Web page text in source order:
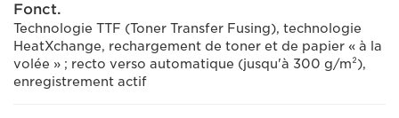
Fonct.
Technologie TTF (Toner Transfer Fusing), technologie
HeatXchange, rechargement de toner et de papier « à la
volée » ; recto verso automatique (jusqu'à 300 g/m²),
enregistrement actif